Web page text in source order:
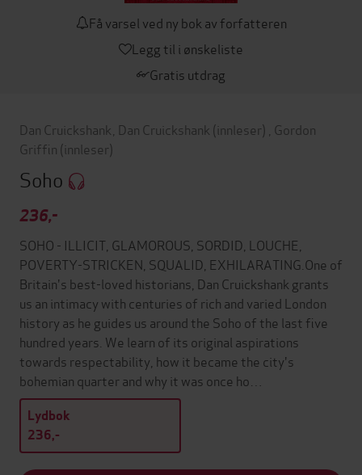
Få varsel ved ny bok av forfatteren
Legg til i ønskeliste
Gratis utdrag
Dan Cruickshank Dan Cruickshank (innleser) Gordon
Griffin (innleser)
Soho
236,-
SOHO - ILLICIT, GLAMOROUS, SORDID, LOUCHE,
POVERTY-STRICKEN, SQUALID, EXHILARATING.One of
Britain's best-loved historians, Dan Cruickshank grants
us an intimacy with centuries of rich and varied London
history as he guides us around the Soho of the last five
hundred years. We learn of its original aspirations
towards respectability, how it became the city's
bohemian quarter and why it was once ho…
Lydbok
236,-